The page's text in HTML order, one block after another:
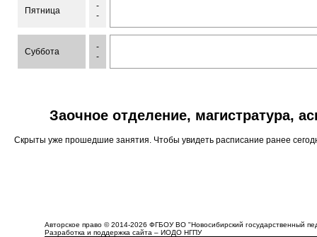
Пятница
-
-
Суббота
-
-
Заочное отделение, магистратура,
Скрыты уже прошедшие занятия. Чтобы увидеть расписание ранее
Авторское право © 2014-2026 ФГБОУ ВО "Новосибирский государственный
Разработка и поддержка сайта – ИОДО НГПУ